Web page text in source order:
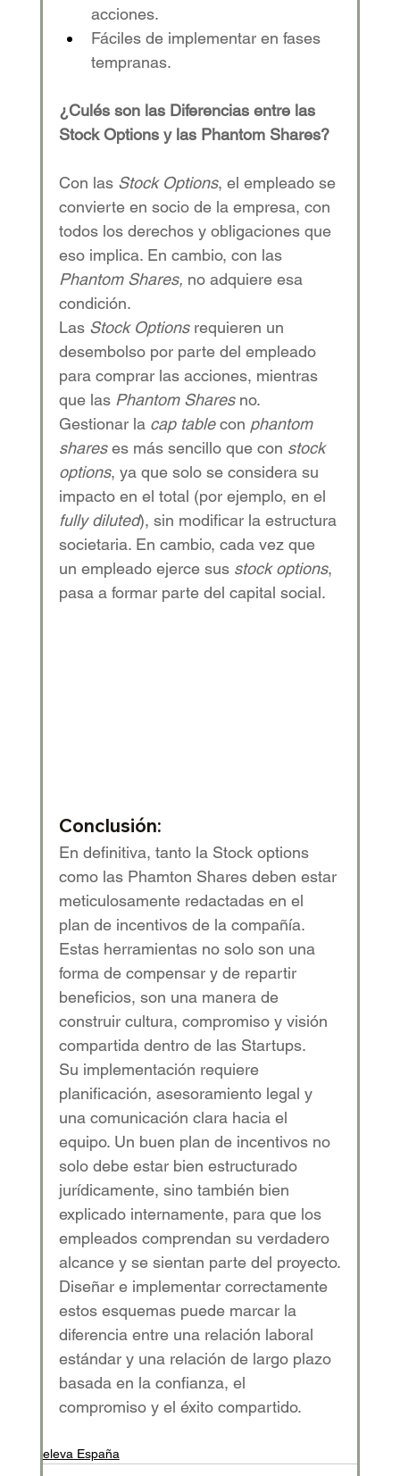
acciones.
Fáciles de implementar en fases
tempranas.
¿Culés son las Diferencias entre las
Stock Options y las Phantom Shares?
Con las Stock Options, el empleado se
convierte en socio de la empresa, con
todos los derechos y obligaciones que
eso implica. En cambio, con las
Phantom Shares, no adquiere esa
condición.
Las Stock Options requieren un
desembolso por parte del empleado
para comprar las acciones, mientras
que las Phantom Shares no.
Gestionar la cap table con phantom
shares es más sencillo que con stock
options, ya que solo se considera su
impacto en el total (por ejemplo, en el
fully diluted), sin modificar la estructura
societaria. En cambio, cada vez que
un empleado ejerce sus stock options,
pasa a formar parte del capital social.
Conclusión:
En definitiva, tanto la Stock options
como las Phamton Shares deben estar
meticulosamente redactadas en el
plan de incentivos de la compañía.
Estas herramientas no solo son una
forma de compensar y de repartir
beneficios, son una manera de
construir cultura, compromiso y visión
compartida dentro de las Startups.
Su implementación requiere
planificación, asesoramiento legal y
una comunicación clara hacia el
equipo. Un buen plan de incentivos no
solo debe estar bien estructurado
jurídicamente, sino también bien
explicado internamente, para que los
empleados comprendan su verdadero
alcance y se sientan parte del proyecto.
Diseñar e implementar correctamente
estos esquemas puede marcar la
diferencia entre una relación laboral
estándar y una relación de largo plazo
basada en la confianza, el
compromiso y el éxito compartido.
eleva España